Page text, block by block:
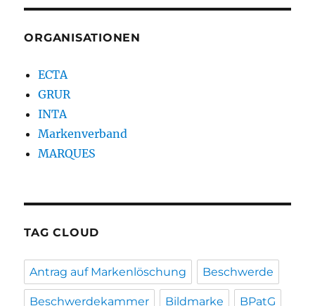
ORGANISATIONEN
ECTA
GRUR
INTA
Markenverband
MARQUES
TAG CLOUD
Antrag auf Markenlöschung Beschwerde
Beschwerdekammer Bildmarke BPatG